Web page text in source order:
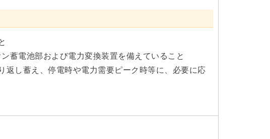
蓄電池部および電力変換装置を備えていること
返し蓄え、停電時や電力需要ピーク時等に、必要に応